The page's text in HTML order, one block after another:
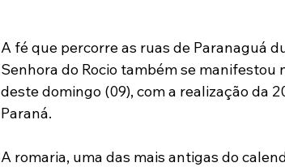
A fé que percorre as ruas de Paranaguá
Senhora do Rocio também se manifestou
deste domingo (09), com a realização da
Paraná.
A romaria, uma das mais antigas do